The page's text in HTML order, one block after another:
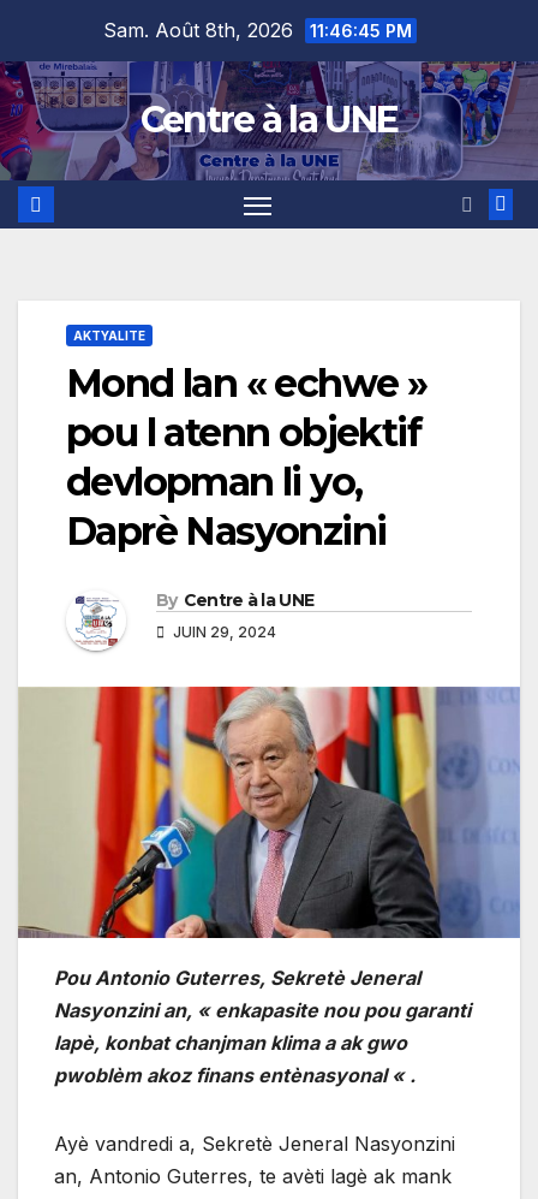
content
Sam. Août 8th, 2026 11:46:46 PM
Centre à la UNE
AKTYALITE
Mond lan « echwe »
pou l atenn objektif
devlopman li yo,
Daprè Nasyonzini
By Centre à la UNE
JUIN 29, 2024
Pou Antonio Guterres, Sekretè Jeneral
Nasyonzini an, « enkapasite nou pou garanti
lapè, konbat chanjman klima a ak gwo
pwoblèm akoz finans entènasyonal « .
Ayè vandredi a, Sekretè Jeneral Nasyonzini
an, Antonio Guterres, te avèti lagè ak mank